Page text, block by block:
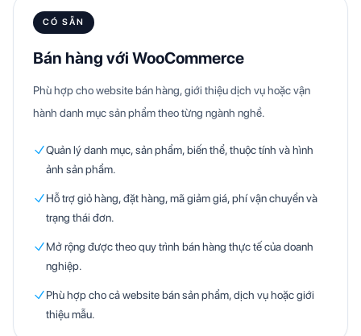
CÓ SẴN
Bán hàng với WooCommerce
Phù hợp cho website bán hàng, giới thiệu dịch vụ hoặc vận
hành danh mục sản phẩm theo từng ngành nghề.
Quản lý danh mục, sản phẩm, biến thể, thuộc tính và hình
ảnh sản phẩm.
Hỗ trợ giỏ hàng, đặt hàng, mã giảm giá, phí vận chuyển và
trạng thái đơn.
Mở rộng được theo quy trình bán hàng thực tế của doanh
nghiệp.
Phù hợp cho cả website bán sản phẩm, dịch vụ hoặc giới
thiệu mẫu.